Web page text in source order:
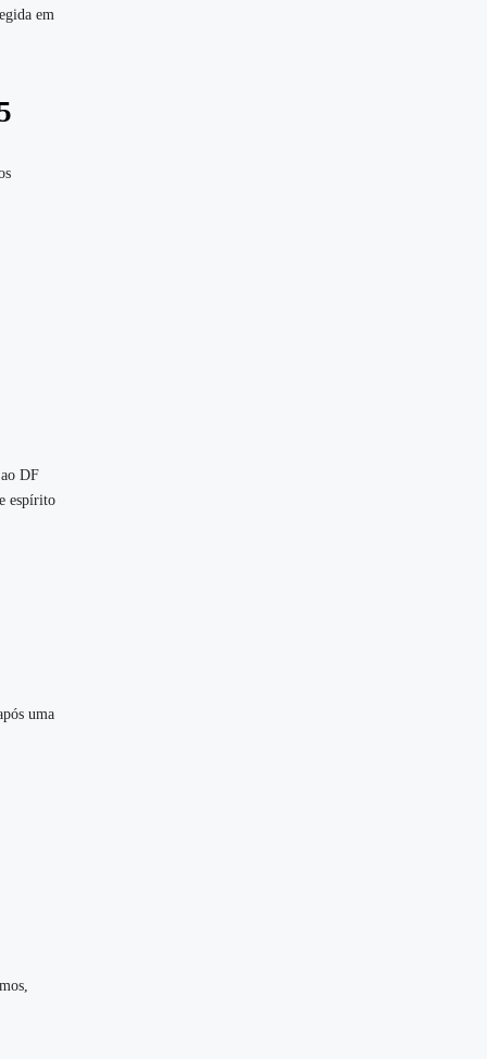
em
DF
espírito
uma